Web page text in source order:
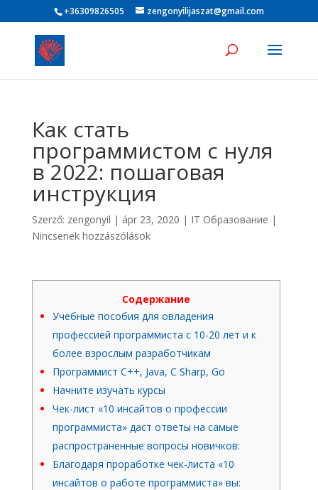
+36309826505 zengonyilijaszat@gmail.com
Как стать
программистом с нуля
в 2022: пошаговая
инструкция
Szerző: zengonyil | ápr 23, 2020 | IT Образование |
Nincsenek hozzászólások
Содержание
Учебные пособия для овладения
профессией программиста с 10-20 лет и к
более взрослым разработчикам
Программист C++, Java, C Sharp, Go
Начните изучать курсы
Чек-лист «10 инсайтов о профессии
программиста» даст ответы на самые
распространенные вопросы новичков:
Благодаря проработке чек-листа «10
инсайтов о работе программиста» вы: